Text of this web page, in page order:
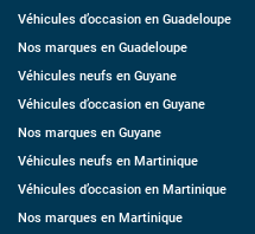
Véhicules d’occasion en Guadeloupe
Nos marques en Guadeloupe
Véhicules neufs en Guyane
Véhicules d’occasion en Guyane
Nos marques en Guyane
Véhicules neufs en Martinique
Véhicules d’occasion en Martinique
Nos marques en Martinique